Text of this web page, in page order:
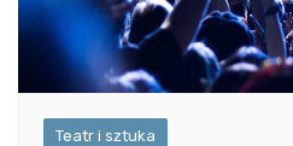
Teatr i sztuka